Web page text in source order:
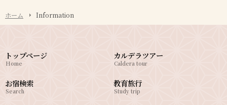
ホーム Information
トップページ
Home
お宿検索
Search
カルデラツアー
Caldera tour
教育旅行
Study trip